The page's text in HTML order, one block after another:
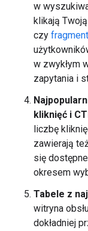
w
klikają
czy
w zwykłym
zapytania i
kliknięć i
liczbę
zawierają
się
okresem
Tabele z
witryna
dokładniej